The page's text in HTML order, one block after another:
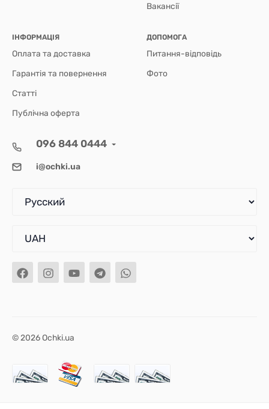
Вакансії
ІНФОРМАЦІЯ
Оплата та доставка
Гарантія та повернення
Статті
Публічна оферта
ДОПОМОГА
Питання-відповідь
Фото
096 844 0444
i@ochki.ua
© 2026 Ochki.ua